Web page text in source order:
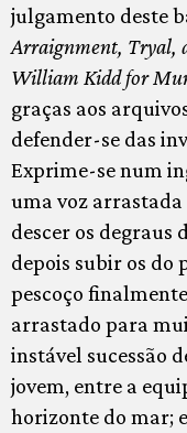
julgamento deste
Arraignment, Tryal,
William Kidd for
graças aos
defender-se das
Exprime-se num
uma voz arrastada
descer os degraus
depois subir os do
pescoço
arrastado para
instável sucessão
jovem, entre a
horizonte do mar;